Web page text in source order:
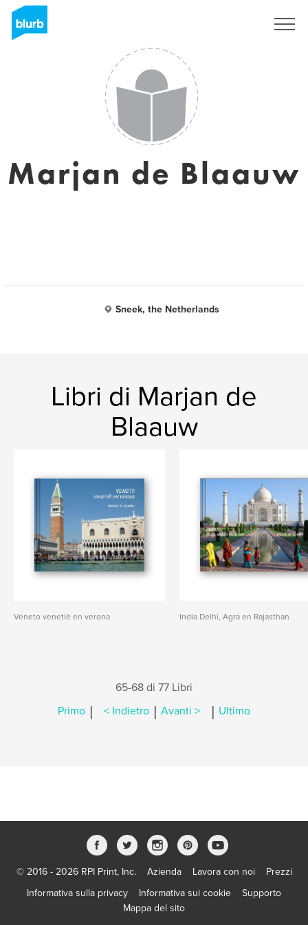
Marjan de Blaauw
Sneek, the Netherlands
Libri di Marjan de
Blaauw
Veneto venetië en verona India Delhi, Agra en Rajasthan
65-68 di 77 Libri
Primo | < Indietro | Avanti > | Ultimo
© 2016 - 2026 RPI Print, Inc. Azienda Lavora con noi
Prezzi
Informativa sulla privacy
Informativa sui cookie
Supporto
Mappa del sito